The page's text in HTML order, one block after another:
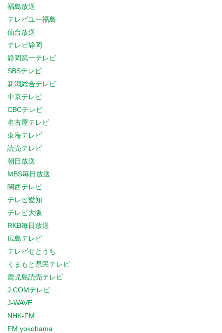
福島放送
テレビユー福島
仙台放送
テレビ静岡
静岡第一テレビ
SBSテレビ
新潟総合テレビ
中京テレビ
CBCテレビ
名古屋テレビ
東海テレビ
読売テレビ
朝日放送
MBS毎日放送
関西テレビ
テレビ愛知
テレビ大阪
RKB毎日放送
広島テレビ
テレビせとうち
くまもと県民テレビ
鹿児島読売テレビ
J:COMテレビ
J-WAVE
NHK-FM
FM yokohama